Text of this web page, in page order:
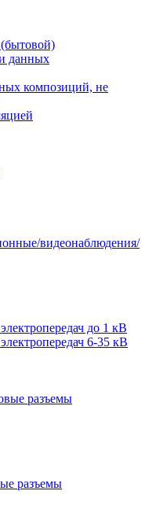
данных
композиций, не
видеонаблюдения/
до 1 кВ
6-35 кВ
разъемы
разъемы